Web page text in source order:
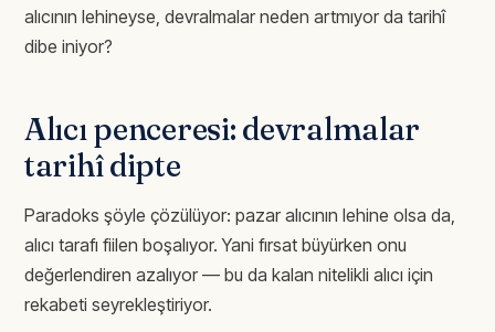
alıcının lehineyse, devralmalar neden artmıyor da tarihî
dibe iniyor?
Alıcı penceresi: devralmalar
tarihî dipte
Paradoks şöyle çözülüyor: pazar alıcının lehine olsa da,
alıcı tarafı fiilen boşalıyor. Yani fırsat büyürken onu
değerlendiren azalıyor — bu da kalan nitelikli alıcı için
rekabeti seyrekleştiriyor.